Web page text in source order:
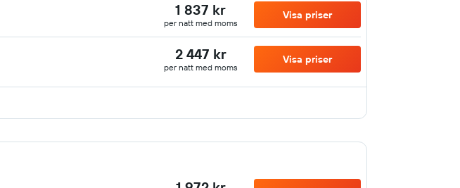
1 837 kr
per natt med moms
Visa priser
2 447 kr
per natt med moms
Visa priser